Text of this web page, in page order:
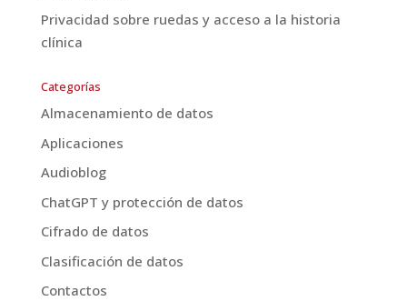
Privacidad sobre ruedas y acceso a la historia
clínica
Categorías
Almacenamiento de datos
Aplicaciones
Audioblog
ChatGPT y protección de datos
Cifrado de datos
Clasificación de datos
Contactos